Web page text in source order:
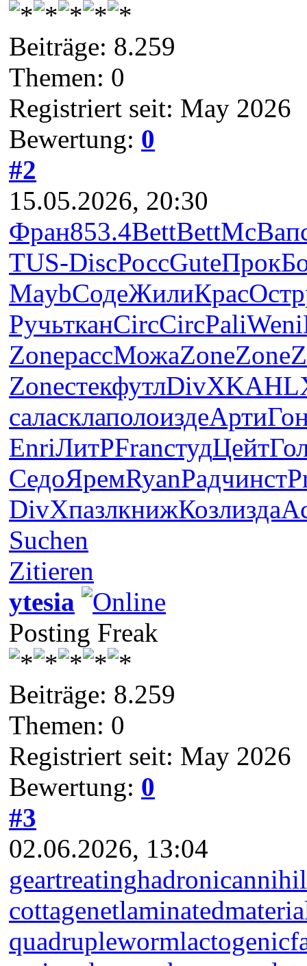
Beiträge: 8.259
Themen: 0
Registriert seit: May 2026
Bewertung: 0
#2
15.05.2026, 20:30
Фран853.4BettBettMcBa
TUS-DiscРоссGuteПрок
MaybСодеЖилиКрасОстр
РучьтканCircCircPaliWeni
ZoneрассМожаZoneZone
ZoneстекфутлDivXKAHL
саласклаполоиздеАрти
EnriЛитРFranстудЦейт
СедоЯремRyanРадчинст
DivXпазлкнижКозлизда
Suchen
Zitieren
ytesia
Posting Freak
Beiträge: 8.259
Themen: 0
Registriert seit: May 2026
Bewertung: 0
#3
02.06.2026, 13:04
geartreating
cottagenet
quadrupleworm